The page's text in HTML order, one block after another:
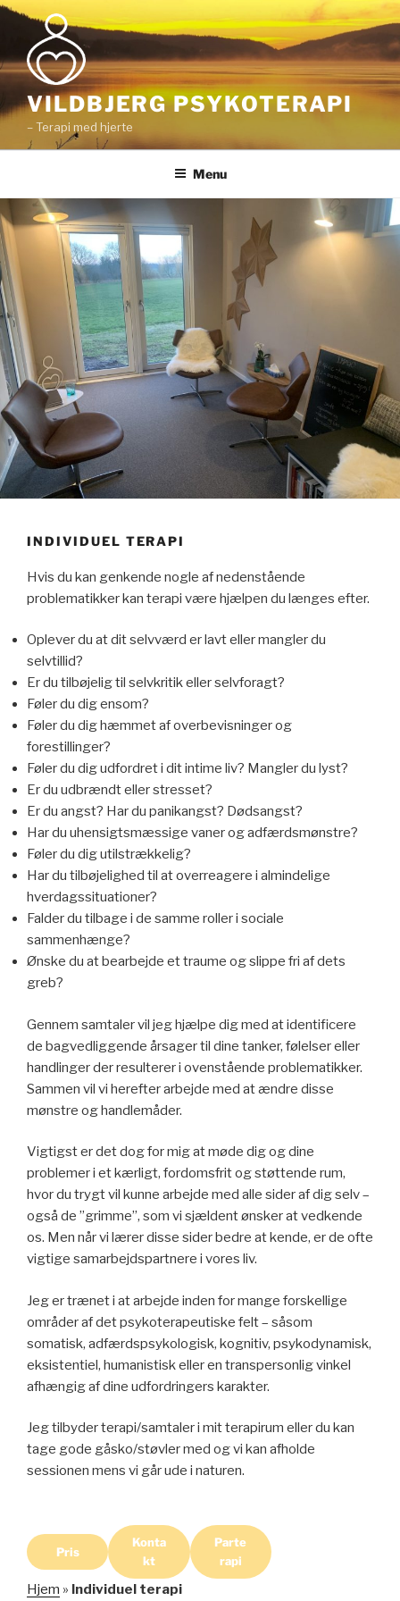
Videre
indhold
VILDBJERG PSYKOTERAPI
– Terapi med hjerte
Menu
INDIVIDUEL TERAPI
Hvis du kan genkende nogle af nedenstående
problematikker kan terapi være hjælpen du længes efter.
Oplever du at dit selvværd er lavt eller mangler du
selvtillid?
Er du tilbøjelig til selvkritik eller selvforagt?
Føler du dig ensom?
Føler du dig hæmmet af overbevisninger og
forestillinger?
Føler du dig udfordret i dit intime liv? Mangler du lyst?
Er du udbrændt eller stresset?
Er du angst? Har du panikangst? Dødsangst?
Har du uhensigtsmæssige vaner og adfærdsmønstre?
Føler du dig utilstrækkelig?
Har du tilbøjelighed til at overreagere i almindelige
hverdagssituationer?
Falder du tilbage i de samme roller i sociale
sammenhænge?
Ønske du at bearbejde et traume og slippe fri af dets
greb?
Gennem samtaler vil jeg hjælpe dig med at identificere
de bagvedliggende årsager til dine tanker, følelser eller
handlinger der resulterer i ovenstående problematikker.
Sammen vil vi herefter arbejde med at ændre disse
mønstre og handlemåder.
Vigtigst er det dog for mig at møde dig og dine
problemer i et kærligt, fordomsfrit og støttende rum,
hvor du trygt vil kunne arbejde med alle sider af dig selv –
også de ”grimme”, som vi sjældent ønsker at vedkende
os. Men når vi lærer disse sider bedre at kende, er de ofte
vigtige samarbejdspartnere i vores liv.
Jeg er trænet i at arbejde inden for mange forskellige
områder af det psykoterapeutiske felt – såsom
somatisk, adfærdspsykologisk, kognitiv, psykodynamisk,
eksistentiel, humanistisk eller en transpersonlig vinkel
afhængig af dine udfordringers karakter.
Jeg tilbyder terapi/samtaler i mit terapirum eller du kan
tage gode gåsko/støvler med og vi kan afholde
sessionen mens vi går ude i naturen.
Pris
Konta
kt
Parte
rapi
Hjem » Individuel terapi